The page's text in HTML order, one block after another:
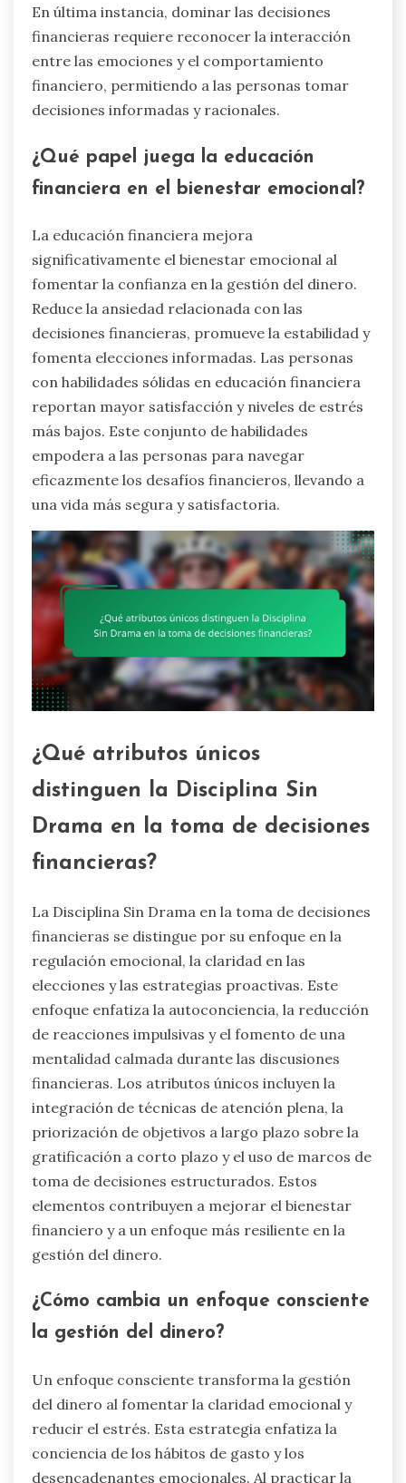
En última instancia, dominar las decisiones
financieras requiere reconocer la interacción
entre las emociones y el comportamiento
financiero, permitiendo a las personas tomar
decisiones informadas y racionales.
¿Qué papel juega la educación
financiera en el bienestar emocional?
La educación financiera mejora
significativamente el bienestar emocional al
fomentar la confianza en la gestión del dinero.
Reduce la ansiedad relacionada con las
decisiones financieras, promueve la estabilidad y
fomenta elecciones informadas. Las personas
con habilidades sólidas en educación financiera
reportan mayor satisfacción y niveles de estrés
más bajos. Este conjunto de habilidades
empodera a las personas para navegar
eficazmente los desafíos financieros, llevando a
una vida más segura y satisfactoria.
¿Qué atributos únicos
distinguen la Disciplina Sin
Drama en la toma de decisiones
financieras?
La Disciplina Sin Drama en la toma de decisiones
financieras se distingue por su enfoque en la
regulación emocional, la claridad en las
elecciones y las estrategias proactivas. Este
enfoque enfatiza la autoconciencia, la reducción
de reacciones impulsivas y el fomento de una
mentalidad calmada durante las discusiones
financieras. Los atributos únicos incluyen la
integración de técnicas de atención plena, la
priorización de objetivos a largo plazo sobre la
gratificación a corto plazo y el uso de marcos de
toma de decisiones estructurados. Estos
elementos contribuyen a mejorar el bienestar
financiero y a un enfoque más resiliente en la
gestión del dinero.
¿Cómo cambia un enfoque consciente
la gestión del dinero?
Un enfoque consciente transforma la gestión
del dinero al fomentar la claridad emocional y
reducir el estrés. Esta estrategia enfatiza la
conciencia de los hábitos de gasto y los
desencadenantes emocionales. Al practicar la